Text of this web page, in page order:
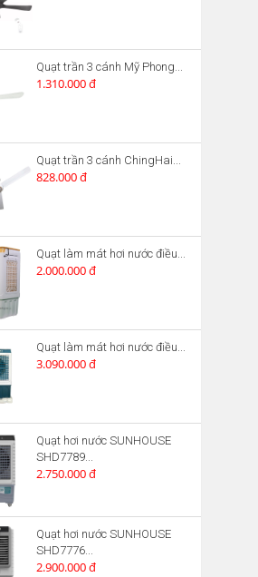
Quạt trần 3 cánh Mỹ Phong...
1.310.000 đ
Quạt trần 3 cánh ChingHai...
828.000 đ
Quạt làm mát hơi nước điều...
2.000.000 đ
Quạt làm mát hơi nước điều...
3.090.000 đ
Quạt hơi nước SUNHOUSE
SHD7789...
2.750.000 đ
Quạt hơi nước SUNHOUSE
SHD7776...
2.900.000 đ